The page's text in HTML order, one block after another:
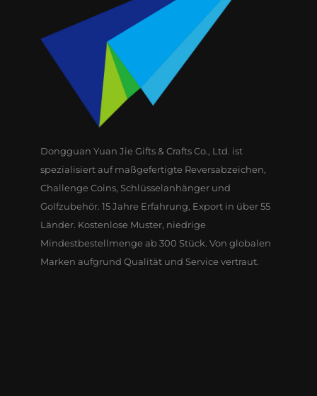
Dongguan Yuan Jie Gifts & Crafts Co., Ltd. ist
spezialisiert auf maßgefertigte Reversabzeichen,
Challenge Coins, Schlüsselanhänger und
Golfzubehör. 15 Jahre Erfahrung, Export in über 55
Länder. Kostenlose Muster, niedrige
Mindestbestellmenge ab 300 Stück. Von globalen
Marken aufgrund Qualität und Service vertraut.